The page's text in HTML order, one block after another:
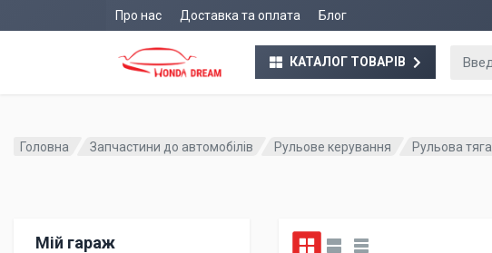
Про нас Доставка та оплата Блог
КАТАЛОГ ТОВАРІВ
Головна Запчастини до автомобілів Рульове керування Рульова тяга
Мій гараж